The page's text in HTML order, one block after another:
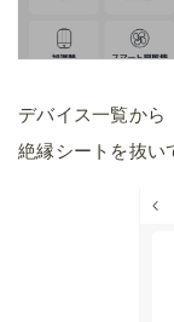
デバイス一覧から
絶縁シートを抜い